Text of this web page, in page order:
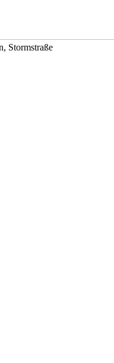
Stormstraße